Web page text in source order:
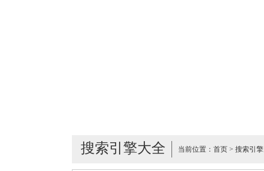
搜索引擎大全 当前位置： 首页 > 搜索引